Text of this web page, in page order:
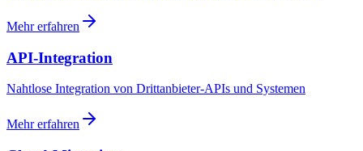
Mehr erfahren
API-Integration
Nahtlose Integration von Drittanbieter-APIs und Systemen
Mehr erfahren